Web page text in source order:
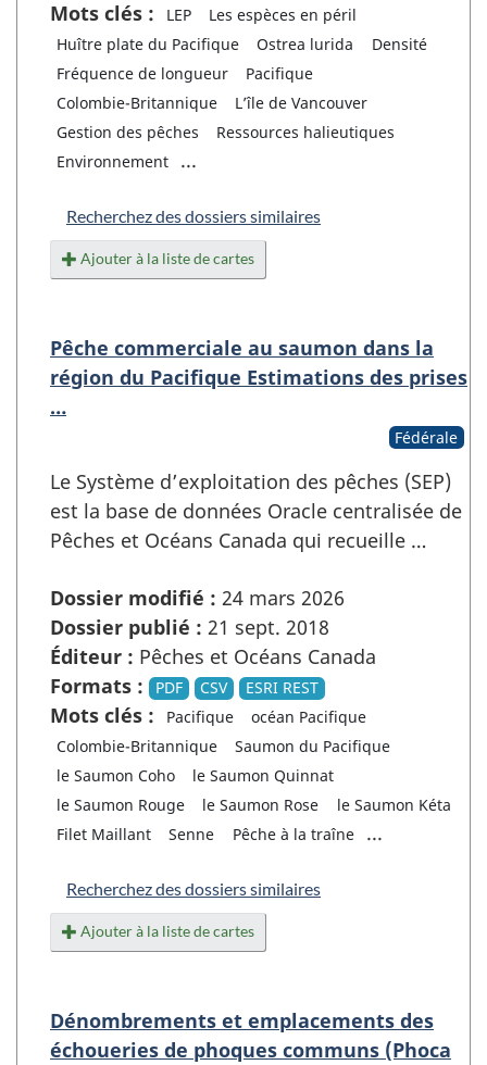
Mots clés : LEP
Les espèces en péril
Huître plate du Pacifique
Ostrea lurida
Densité
Fréquence de longueur
Pacifique
Colombie-Britannique
L’île de Vancouver
Gestion des pêches
Ressources halieutiques
Environnement
...
Recherchez des dossiers similaires
Ajouter à la liste de cartes
Pêche commerciale au saumon dans la
région du Pacifique Estimations des prises
…
Fédérale
Le Système d’exploitation des pêches (SEP)
est la base de données Oracle centralisée de
Pêches et Océans Canada qui recueille …
Dossier modifié : 24 mars 2026
Dossier publié : 21 sept. 2018
Éditeur : Pêches et Océans Canada
Formats :
PDF CSV ESRI REST
Mots clés : Pacifique
océan Pacifique
Colombie-Britannique
Saumon du Pacifique
le Saumon Coho
le Saumon Quinnat
le Saumon Rouge
le Saumon Rose
le Saumon Kéta
Filet Maillant
Senne Pêche à la traîne ...
Recherchez des dossiers similaires
Ajouter à la liste de cartes
Dénombrements et emplacements des
échoueries de phoques communs (Phoca